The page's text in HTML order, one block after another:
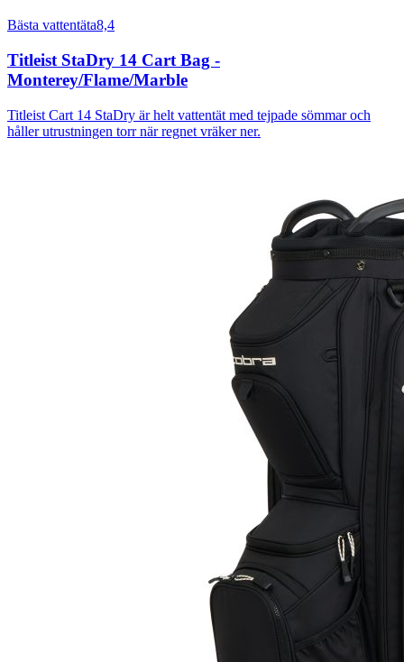
Bästa vattentäta8,4
Titleist StaDry 14 Cart Bag -
Monterey/Flame/Marble
Titleist Cart 14 StaDry är helt vattentät med tejpade sömmar och
håller utrustningen torr när regnet vräker ner.